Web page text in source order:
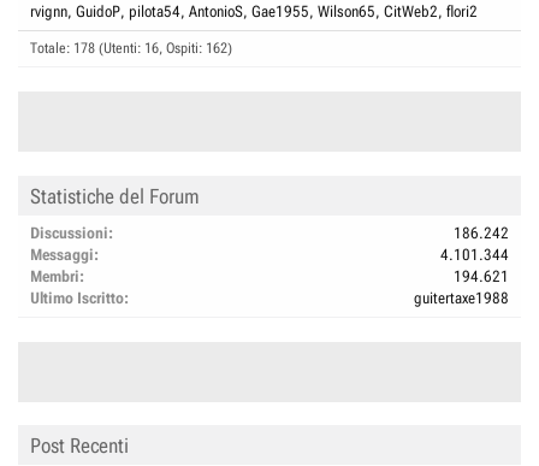
rvignn GuidoP pilota54 AntonioS Gae1955 Wilson65 CitWeb2 flori2
Totale: 178 (Utenti: 16, Ospiti: 162)
Statistiche del Forum
Discussioni
186.242
Messaggi
4.101.344
Membri
194.621
Ultimo Iscritto
guitertaxe1988
Post Recenti